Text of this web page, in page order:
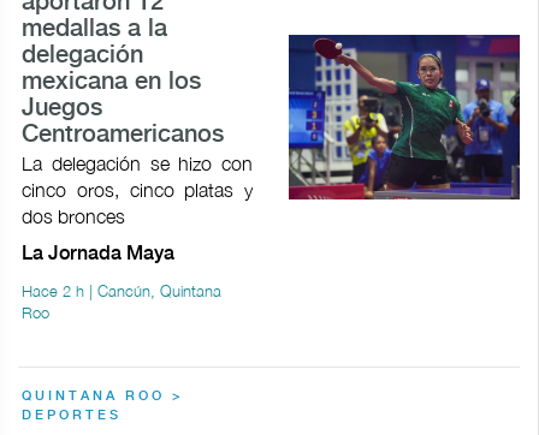
medallas a la
delegación
mexicana en los
Juegos
Centroamericanos
La delegación se hizo con
cinco oros, cinco platas y
dos bronces
La Jornada Maya
Hace 2 h | Cancún, Quintana
Roo
QUINTANA ROO >
DEPORTES